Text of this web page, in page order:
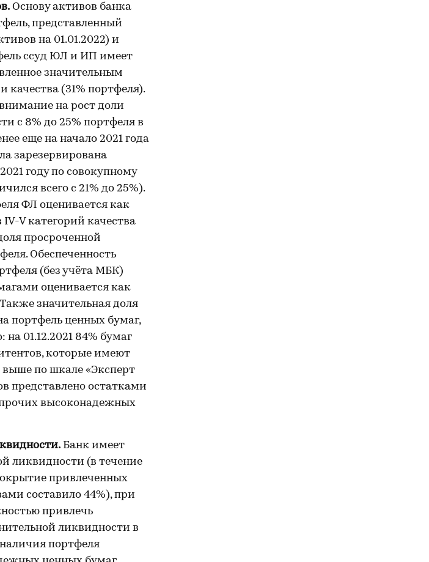
Основу активов банка
представленный
на 01.01.2022) и
ссуд ЮЛ и ИП имеет
значительным
качества (31% портфеля).
на рост доли
с 8% до 25% портфеля в
еще на начало 2021 года
зарезервирована
году по совокупному
всего с 21% до 25%).
ФЛ оценивается как
V категорий качества
просроченной
Обеспеченность
(без учёта МБК)
оценивается как
значительная доля
портфель ценных бумаг,
01.12.2021 84% бумаг
которые имеют
по шкале «Эксперт
представлено остатками
высоконадежных
Банк имеет
ликвидности (в течение
привлеченных
составило 44%), при
привлечь
ликвидности в
портфеля